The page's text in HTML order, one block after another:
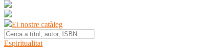
El nostre catàleg
Espiritualitat